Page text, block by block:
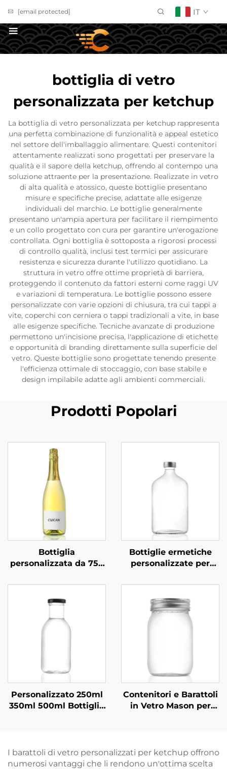
[email protected] IT
bottiglia di vetro
personalizzata per ketchup
La bottiglia di vetro personalizzata per ketchup rappresenta
una perfetta combinazione di funzionalità e appeal estetico
nel settore dell'imballaggio alimentare. Questi contenitori
attentamente realizzati sono progettati per preservare la
qualità e il sapore della ketchup, offrendo al contempo una
soluzione attraente per la presentazione. Realizzate in vetro
di alta qualità e atossico, queste bottiglie presentano
misure e specifiche precise, adattate alle esigenze
individuali del marchio. Le bottiglie generalmente
presentano un'ampia apertura per facilitare il riempimento
e un collo progettato con cura per garantire un'erogazione
controllata. Ogni bottiglia è sottoposta a rigorosi processi
di controllo qualità, inclusi test termici per assicurare
resistenza e sicurezza durante l'utilizzo quotidiano. La
struttura in vetro offre ottime proprietà di barriera,
proteggendo il contenuto da fattori esterni come raggi UV
e variazioni di temperatura. Le bottiglie possono essere
personalizzate con varie opzioni di chiusura, tra cui tappi a
vite, coperchi con cerniera o tappi tradizionali a vite, in base
alle esigenze specifiche. Tecniche avanzate di produzione
permettono un'incisione precisa, l'applicazione di etichette
e opportunità di branding direttamente sulla superficie del
vetro. Queste bottiglie sono progettate tenendo presente
l'efficienza ottimale di stoccaggio, con base stabile e
design impilabile adatte agli ambienti commerciali.
Prodotti Popolari
Bottiglia
personalizzata da 750
confezionamento
professionale di
vodka, superalcolici e
bevande in vetro
Bottiglie ermetiche
personalizzate per
succo e bevande da
270 ml, 350 ml e 530
ml
Personalizzato 250ml
350ml 500ml Bottiglie
Contenitori e Barattoli
in Vetro Mason per
500ml
I barattoli di vetro personalizzati per ketchup offrono
numerosi vantaggi che li rendono un'ottima scelta